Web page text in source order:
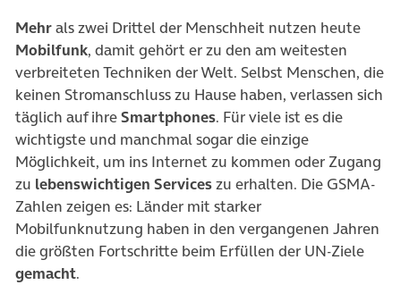
Mehrals zwei Drittel der Menschheit nutzen heute
Mobilfunk, damit gehört er zu den am weitesten
verbreiteten Techniken der Welt. Selbst Menschen, die
keinen Stromanschluss zu Hause haben, verlassen sich
täglich auf ihreSmartphones. Für viele ist es die
wichtigste und manchmal sogar die einzige
Möglichkeit, um ins Internet zu kommen oder Zugang
zu lebenswichtigen Serviceszu erhalten. Die GSMA-
Zahlen zeigen es: Länder mit starker
Mobilfunknutzung haben in den vergangenen Jahren
die größten Fortschritte beim Erfüllen der UN-Ziele
gemacht.